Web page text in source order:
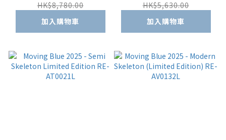
(Limited Edition)
RE-AV0120L
HK$8,780.00
加入購物車
Edition) RE-
ND0022L
HK$5,630.00
加入購物車